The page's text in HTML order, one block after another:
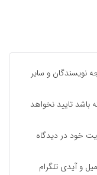
نویسندگان و سایر
باشد تایید نخواهد
خود در دیدگاه
و آیدی تلگرام